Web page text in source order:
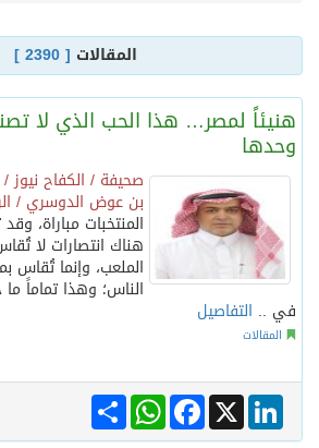
الرئيس عبد الفتاح السيسى
المقالات [ 2390 ]
هنيئاً لمصر… هذا الحب الذي لا
وحدها
صحيفة / الكفاح نيوز
بن عوض الدوسري /
المنتخبات مباراة،
هناك انتصارات لا
الملعب، وإنما تُقاس
الناس؛ وهذا تماماً
في .. التفاصيل
المقالات
Share
WhatsAppFacebook X
LinkedIn